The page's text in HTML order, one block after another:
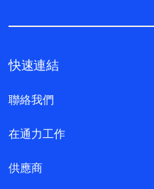
快速連結
聯絡我們
在通力工作
供應商